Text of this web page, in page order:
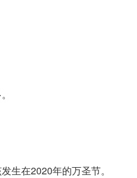
生在2020年的万圣节。